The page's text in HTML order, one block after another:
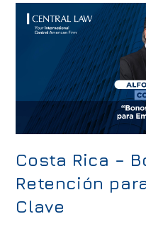
Costa Rica –
Retención
Clave